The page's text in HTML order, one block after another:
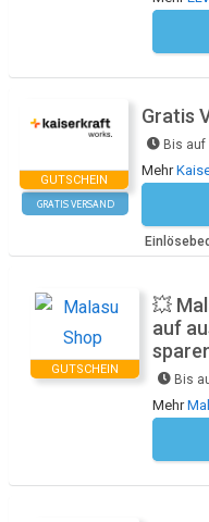
GUTSCHEIN
GRATIS VERSAND
Gratis
Bis
Mehr
GUTSCHEIN
💥
auf
Bis
Mehr